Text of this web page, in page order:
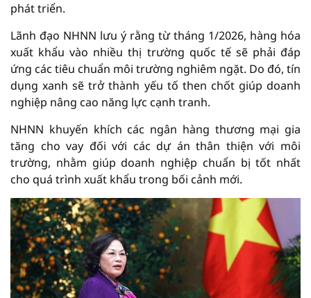
phát triển.
Lãnh đạo NHNN lưu ý rằng từ tháng 1/2026, hàng hóa
xuất khẩu vào nhiều thị trường quốc tế sẽ phải đáp
ứng các tiêu chuẩn môi trường nghiêm ngặt. Do đó, tín
dụng xanh sẽ trở thành yếu tố then chốt giúp doanh
nghiệp nâng cao năng lực cạnh tranh.
NHNN khuyến khích các ngân hàng thương mại gia
tăng cho vay đối với các dự án thân thiện với môi
trường, nhằm giúp doanh nghiệp chuẩn bị tốt nhất
cho quá trình xuất khẩu trong bối cảnh mới.